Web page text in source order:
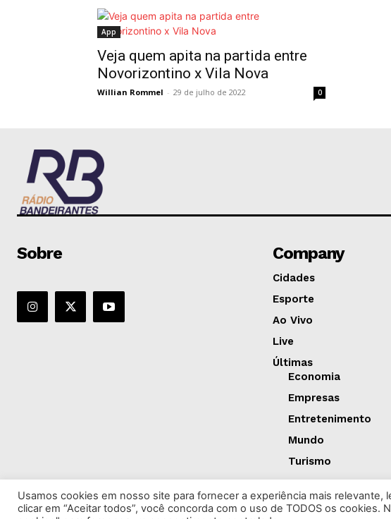
App
Veja quem apita na partida entre
Novorizontino x Vila Nova
Willian Rommel - 29 de julho de 2022 0
Sobre Company
Cidades
Esporte
Ao Vivo
Live
Últimas
Economia
Empresas
Entretenimento
Mundo
Turismo
Usamos cookies em nosso site para fornecer a experiência mais
clicar em “Aceitar todos”, você concorda com o uso de TODOS os